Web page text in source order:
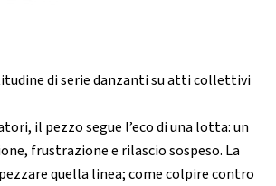
di serie danzanti su atti collettivi
il pezzo segue l’eco di una lotta: un
frustrazione e rilascio sospeso. La
quella linea; come colpire contro